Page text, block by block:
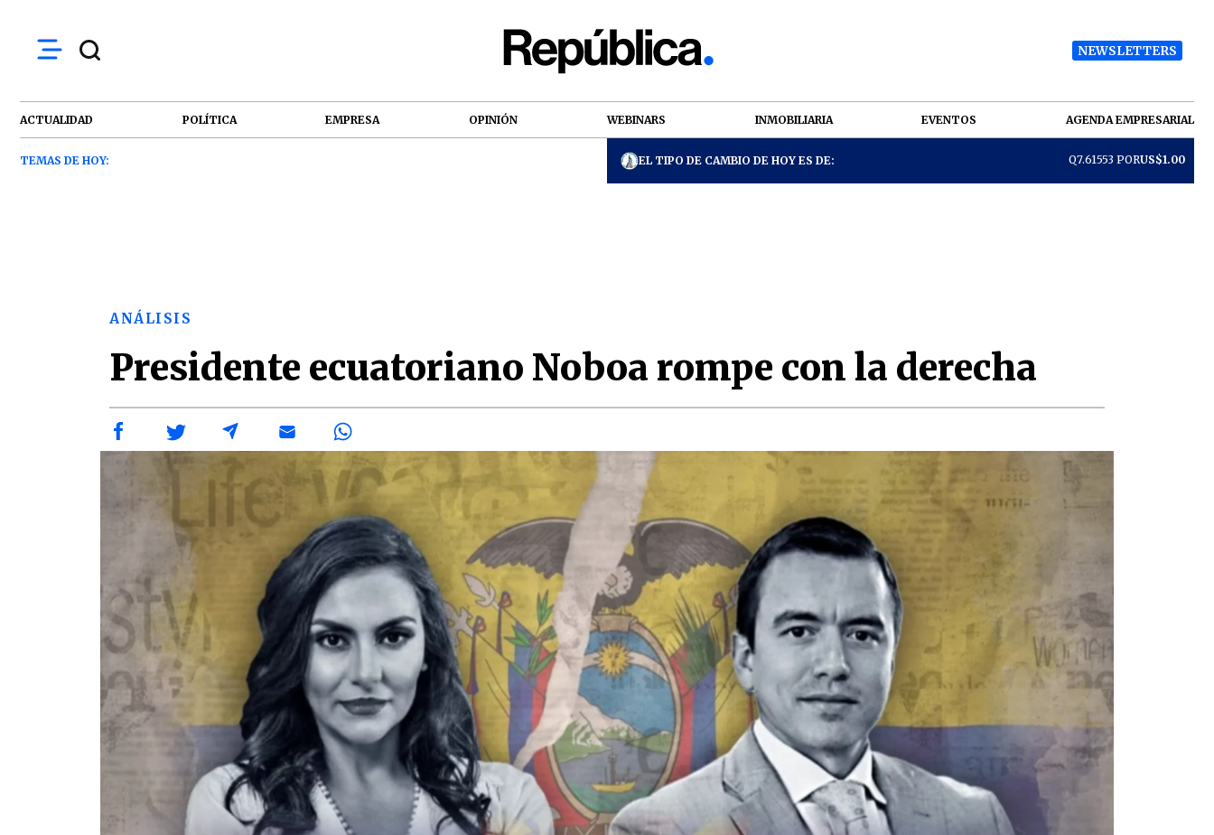
NEWSLETTERS
ACTUALIDAD POLÍTICA EMPRESA OPINIÓN WEBINARS INMOBILIARIA EVENTOS AGENDA EMPRESARIAL
TEMAS DE HOY: EL TIPO DE CAMBIO DE HOY ES DE: Q7.61553 PORUS$1.00
ANÁLISIS
Presidente ecuatoriano Noboa rompe con la derecha